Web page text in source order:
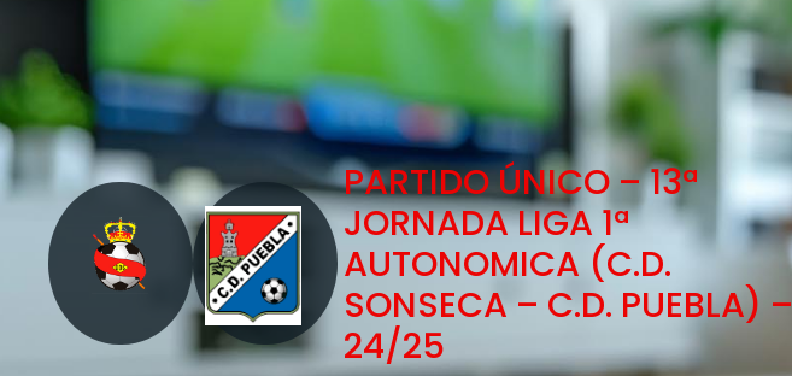
PARTIDO ÚNICO – 13ª
JORNADA LIGA 1ª
AUTONOMICA (C.D.
SONSECA – C.D. PUEBLA) –
24/25